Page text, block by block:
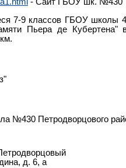
- Сайт ГБОУ шк. №430
7-9 классов ГБОУ школы
Пьера де
№430 Петродворцового
д. 6, а